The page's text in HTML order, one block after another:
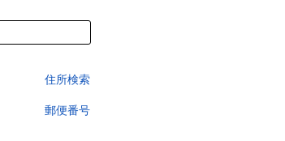
住所検索
郵便番号